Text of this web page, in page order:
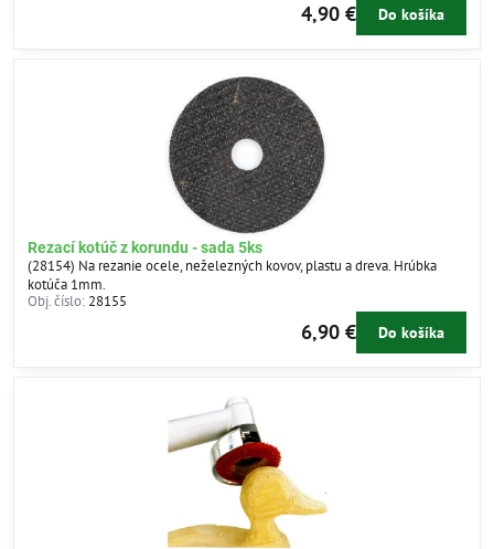
4,90 € Do košíka
Rezací kotúč z korundu - sada 5ks
(28154) Na rezanie ocele, neželezných kovov, plastu a dreva. Hrúbka
kotúča 1mm.
Obj. číslo: 28155
6,90 € Do košíka